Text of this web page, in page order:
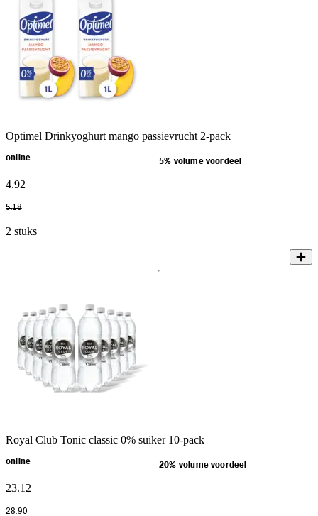
Optimel Drinkyoghurt mango passievrucht 2-pack
online 5% volume voordeel
4.92
5.18
2 stuks
Royal Club Tonic classic 0% suiker 10-pack
online 20% volume voordeel
23.12
28.90